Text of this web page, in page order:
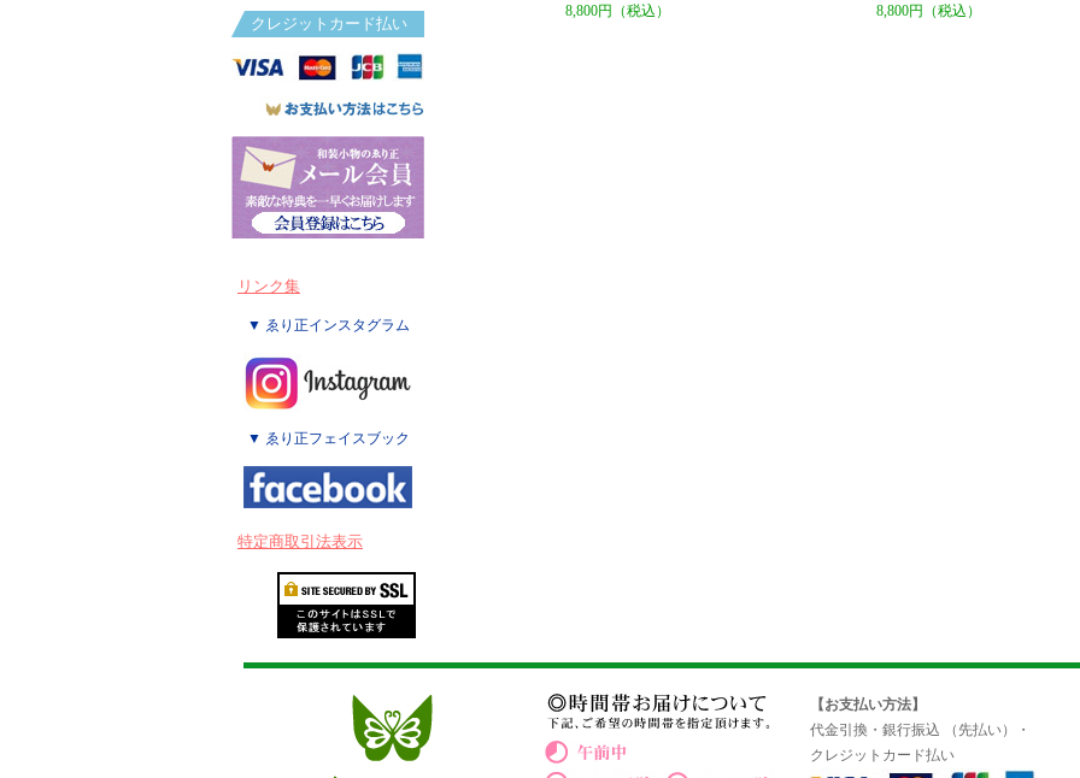
クレジットカード払い
リンク集
▼ ゑり正インスタグラム
▼ ゑり正フェイスブック
特定商取引法表示
8,800円（税込）
8,800円（税込）
【お支払い方法】
代金引換・銀行振込 （先払い）・
クレジットカード払い